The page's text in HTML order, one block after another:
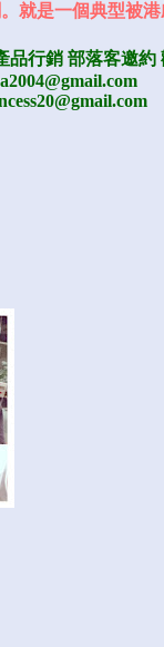
就是一個典型被港
品行銷 部落客邀約